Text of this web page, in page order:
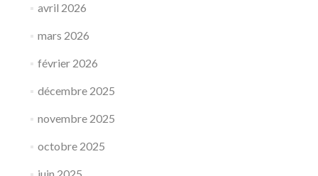
avril 2026
mars 2026
février 2026
décembre 2025
novembre 2025
octobre 2025